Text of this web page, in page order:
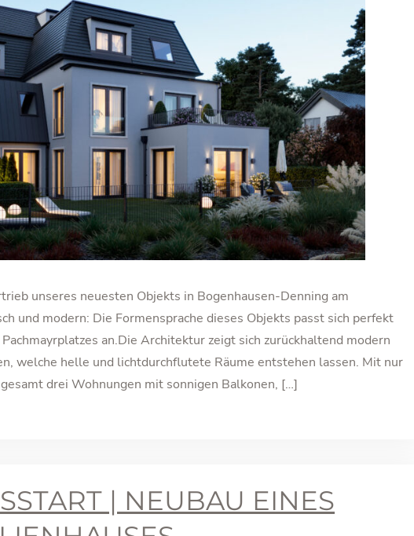
unseres neuesten Objekts in Bogenhausen-Denning am
und modern: Die Formensprache dieses Objekts passt sich perfekt
an.Die Architektur zeigt sich zurückhaltend modern
welche helle und lichtdurchflutete Räume entstehen lassen. Mit nur
drei Wohnungen mit sonnigen Balkonen, […]
| NEUBAU EINES